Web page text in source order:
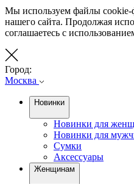
Мы используем файлы
нашего сайта. Продолжая
соглашаетесь с
Город:
Москва
Новинки
Новинки для
Новинки для
Сумки
Аксессуары
Женщинам